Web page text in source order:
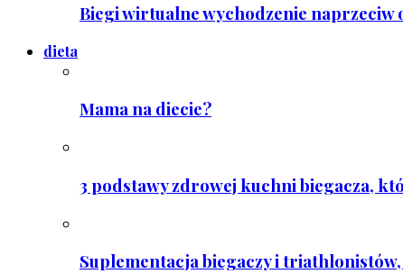
Biegi wirtualne wychodzenie naprzeciw
dieta
Mama na diecie?
3 podstawy zdrowej kuchni biegacza,
Suplementacja biegaczy i